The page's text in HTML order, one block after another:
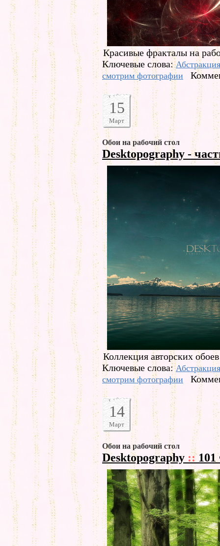
Красивые фракталы на
Ключевые слова:Абстракция
смотрим фотографии
15
Март
Обои на рабочий стол
Desktopography -
Коллекция авторских
Ключевые слова:Абстракция
смотрим фотографии
14
Март
Обои на рабочий стол
Desktopography ::101